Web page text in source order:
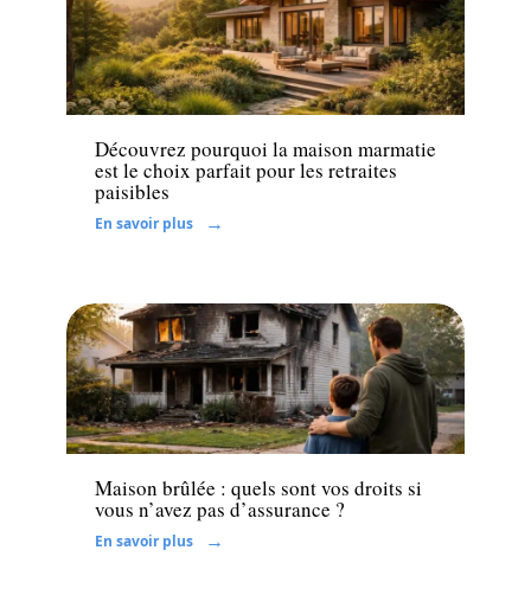
Rénover
Découvrez pourquoi la maison marmatie
est le choix parfait pour les retraites
paisibles
En savoir plus
Assurer
Maison brûlée : quels sont vos droits si
vous n’avez pas d’assurance ?
En savoir plus